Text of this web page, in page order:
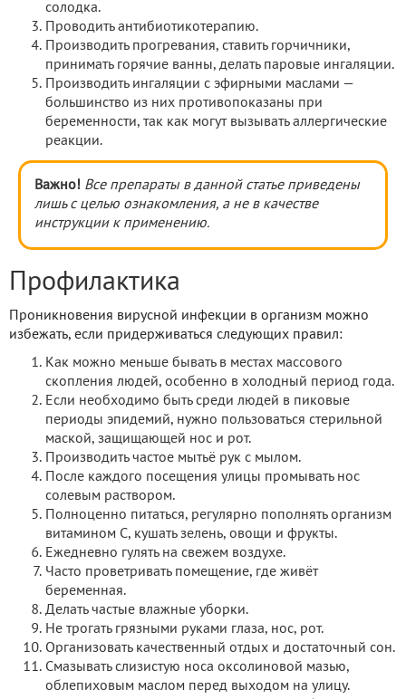
солодка.
Проводить антибиотикотерапию.
Производить прогревания, ставить горчичники,
принимать горячие ванны, делать паровые ингаляции.
Производить ингаляции с эфирными маслами —
большинство из них противопоказаны при
беременности, так как могут вызывать аллергические
реакции.
Важно! Все препараты в данной статье приведены
лишь с целью ознакомления, а не в качестве
инструкции к применению.
Профилактика
Проникновения вирусной инфекции в организм можно
избежать, если придерживаться следующих правил:
Как можно меньше бывать в местах массового
скопления людей, особенно в холодный период года.
Если необходимо быть среди людей в пиковые
периоды эпидемий, нужно пользоваться стерильной
маской, защищающей нос и рот.
Производить частое мытьё рук с мылом.
После каждого посещения улицы промывать нос
солевым раствором.
Полноценно питаться, регулярно пополнять организм
витамином С, кушать зелень, овощи и фрукты.
Ежедневно гулять на свежем воздухе.
Часто проветривать помещение, где живёт
беременная.
Делать частые влажные уборки.
Не трогать грязными руками глаза, нос, рот.
Организовать качественный отдых и достаточный сон.
Смазывать слизистую носа оксолиновой мазью,
облепиховым маслом перед выходом на улицу.